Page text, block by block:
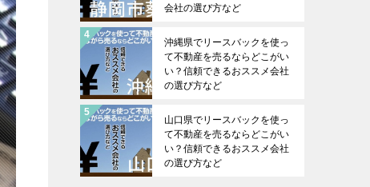
会社の選び方など
沖縄県でリースバックを使っ
て不動産を売るならどこがい
い？信頼できるおススメ会社
の選び方など
山口県でリースバックを使っ
て不動産を売るならどこがい
い？信頼できるおススメ会社
の選び方など